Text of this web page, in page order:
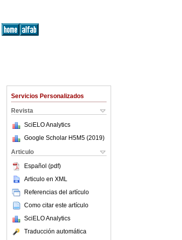
Servicios Personalizados
Revista
SciELO Analytics
Google Scholar H5M5 (2019)
Articulo
Español (pdf)
Articulo en XML
Referencias del artículo
Como citar este artículo
SciELO Analytics
Traducción automática